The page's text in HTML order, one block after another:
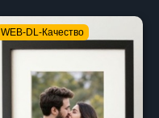
WEB-DL-Качество